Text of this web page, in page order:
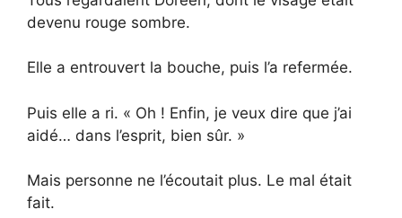
devenu rouge sombre.
Elle a entrouvert la bouche, puis l’a refermée.
Puis elle a ri. « Oh ! Enfin, je veux dire que j’ai
aidé… dans l’esprit, bien sûr. »
Mais personne ne l’écoutait plus. Le mal était
fait.